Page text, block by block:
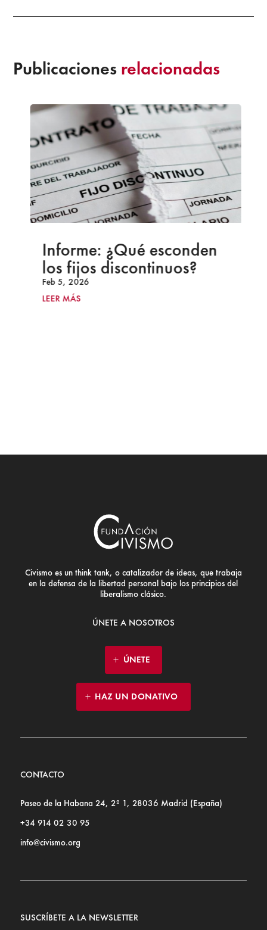
Publicaciones relacionadas
Informe: ¿Qué esconden
los fijos discontinuos?
Feb 5, 2026
LEER MÁS
Civismo es un think tank, o catalizador de ideas, que trabaja
en la defensa de la libertad personal bajo los principios del
liberalismo clásico.
ÚNETE A NOSOTROS
ÚNETE
HAZ UN DONATIVO
CONTACTO
Paseo de la Habana 24, 2º 1, 28036 Madrid (España)
+34 914 02 30 95
info@civismo.org
SUSCRÍBETE A LA NEWSLETTER